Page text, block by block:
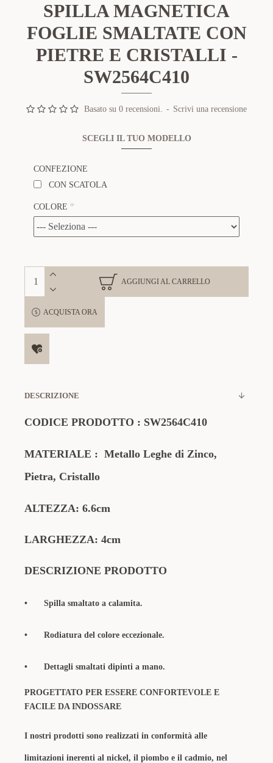
SPILLA MAGNETICA
FOGLIE SMALTATE CON
PIETRE E CRISTALLI -
SW2564C410
Basato su 0 recensioni. - Scrivi una recensione
SCEGLI IL TUO MODELLO
CONFEZIONE
CON SCATOLA
COLORE
AGGIUNGI AL CARRELLO
ACQUISTA ORA
DESCRIZIONE
CODICE PRODOTTO : SW2564C410
MATERIALE : Metallo Leghe di Zinco,
Pietra, Cristallo
ALTEZZA: 6.6cm
LARGHEZZA: 4cm
DESCRIZIONE PRODOTTO
• Spilla smaltato a calamita.
• Rodiatura del colore eccezionale.
• Dettagli smaltati dipinti a mano.
PROGETTATO PER ESSERE CONFORTEVOLE E
FACILE DA INDOSSARE
I nostri prodotti sono realizzati in conformità alle
limitazioni inerenti al nickel, il piombo e il cadmio, nel